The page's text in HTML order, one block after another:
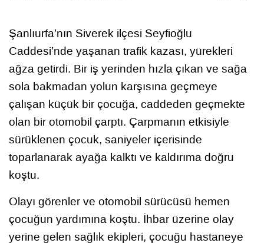
Şanlıurfa’nın Siverek ilçesi Seyfioğlu
Caddesi’nde yaşanan trafik kazası, yürekleri
ağza getirdi. Bir iş yerinden hızla çıkan ve sağa
sola bakmadan yolun karşısına geçmeye
çalışan küçük bir çocuğa, caddeden geçmekte
olan bir otomobil çarptı. Çarpmanın etkisiyle
sürüklenen çocuk, saniyeler içerisinde
toparlanarak ayağa kalktı ve kaldırıma doğru
koştu.
Olayı görenler ve otomobil sürücüsü hemen
çocuğun yardımına koştu. İhbar üzerine olay
yerine gelen sağlık ekipleri, çocuğu hastaneye